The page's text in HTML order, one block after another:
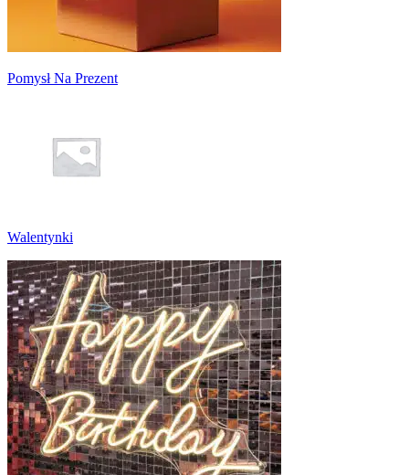
Pomysł Na Prezent
Walentynki